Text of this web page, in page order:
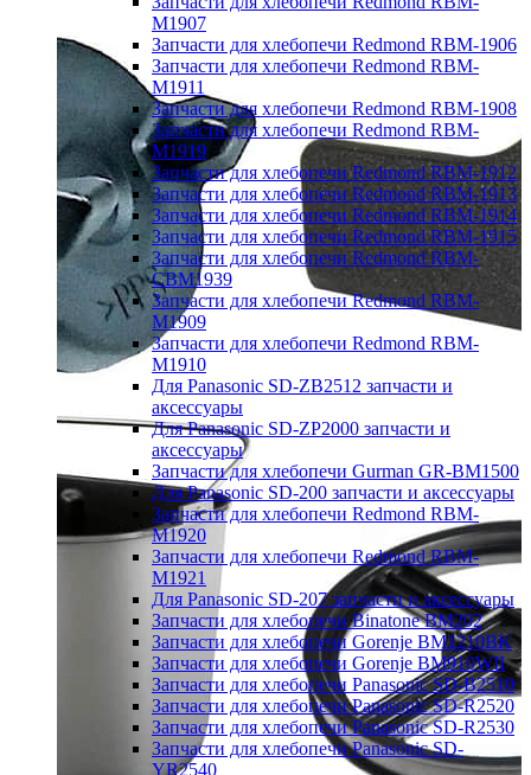
M1907
Запчасти для хлебопечи Redmond RBM-1906
Запчасти для хлебопечи Redmond RBM-
M1911
Запчасти для хлебопечи Redmond RBM-1908
Запчасти для хлебопечи Redmond RBM-
M1919
Запчасти для хлебопечи Redmond RBM-1912
Запчасти для хлебопечи Redmond RBM-1913
Запчасти для хлебопечи Redmond RBM-1914
Запчасти для хлебопечи Redmond RBM-1915
Запчасти для хлебопечи Redmond RBM-
CBM1939
Запчасти для хлебопечи Redmond RBM-
M1909
Запчасти для хлебопечи Redmond RBM-
M1910
Для Panasonic SD-ZB2512 запчасти и
аксессуары
Для Panasonic SD-ZP2000 запчасти и
аксессуары
Запчасти для хлебопечи Gurman GR-BM1500
Для Panasonic SD-200 запчасти и аксессуары
Запчасти для хлебопечи Redmond RBM-
M1920
Запчасти для хлебопечи Redmond RBM-
M1921
Для Panasonic SD-207 запчасти и аксессуары
Запчасти для хлебопечи Binatone BM202
Запчасти для хлебопечи Gorenje BM1210BK
Запчасти для хлебопечи Gorenje BM910WII
Запчасти для хлебопечи Panasonic SD-B2510
Запчасти для хлебопечи Panasonic SD-R2520
Запчасти для хлебопечи Panasonic SD-R2530
Запчасти для хлебопечи Panasonic SD-
YR2540